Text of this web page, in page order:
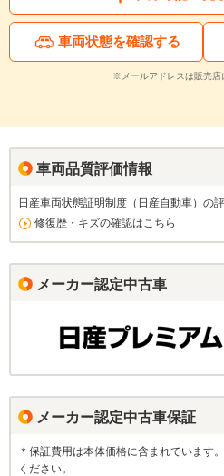
車両状態を確認する
※メールアドレスは販売店
車両品質評価情報
日産車両状態証明制度（日産自動車）の
修復歴・キズの確認はこちら
メーカー認定中古車
メーカー認定中古車保証
＊保証費用は本体価格に含まれています
ください。